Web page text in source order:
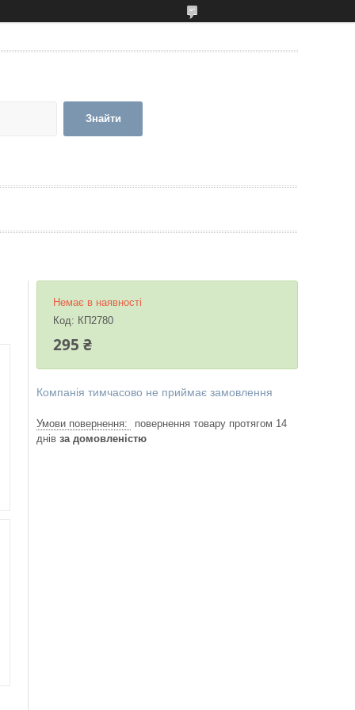
Знайти
Немає в наявності
Код: КП2780
295 ₴
Компанія тимчасово не приймає замовлення
повернення товару протягом 14
днів за домовленістю